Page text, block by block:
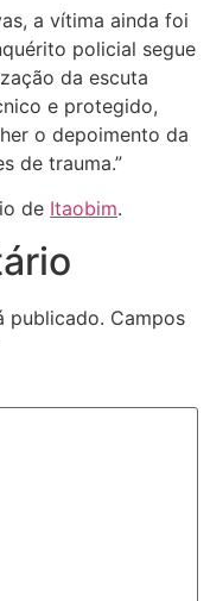
a vítima ainda foi
policial segue
da escuta
e protegido,
o depoimento da
de trauma.”
de Itaobim.
publicado. Campos